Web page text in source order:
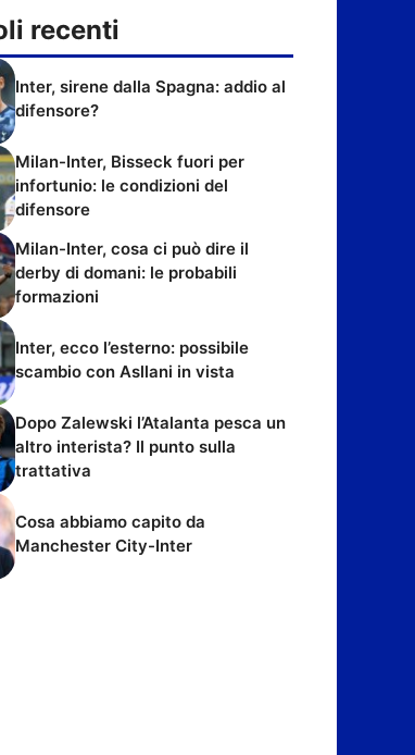
recenti
Inter, sirene dalla Spagna: addio al
difensore?
Milan-Inter, Bisseck fuori per
infortunio: le condizioni del
difensore
Milan-Inter, cosa ci può dire il
derby di domani: le probabili
formazioni
Inter, ecco l’esterno: possibile
scambio con Asllani in vista
Dopo Zalewski l’Atalanta pesca un
altro interista? Il punto sulla
trattativa
Cosa abbiamo capito da
Manchester City-Inter